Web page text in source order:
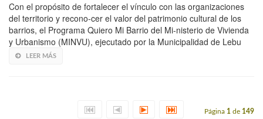
Con el propósito de fortalecer el vínculo con las organizaciones
del territorio y recono-cer el valor del patrimonio cultural de los
barrios, el Programa Quiero Mi Barrio del Mi-nisterio de Vivienda
y Urbanismo (MINVU), ejecutado por la Municipalidad de Lebu
LEER MÁS
Página 1 de 149